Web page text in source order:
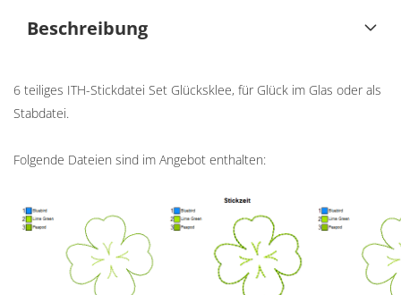
Beschreibung
6 teiliges ITH-Stickdatei Set Glücksklee, für Glück im Glas oder als
Stabdatei.
Folgende Dateien sind im Angebot enthalten: